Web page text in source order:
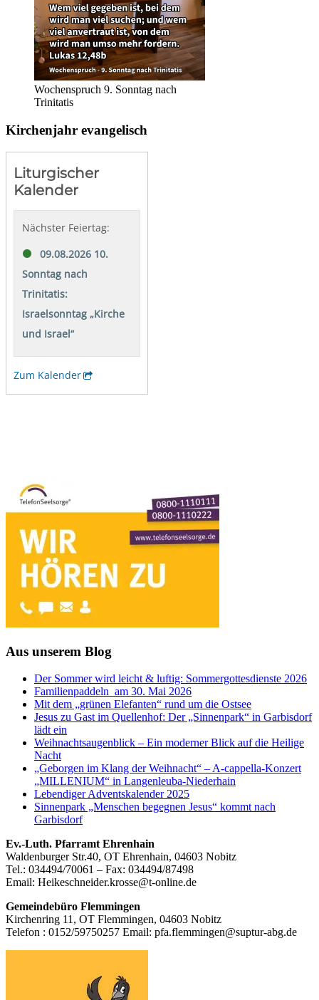
Wochenspruch 9. Sonntag nach
Trinitatis
Kirchenjahr evangelisch
Aus unserem Blog
Der Sommer wird leicht & luftig: Sommergottesdienste 2026
Familienpaddeln am 30. Mai 2026
Mit dem „grünen Elefanten“ rund um die Ostsee
Jesus zu Gast im Quellenhof: Der „Sinnenpark“ in Garbisdorf
lädt ein
Weihnachtsaugenblick – Ein moderner Blick auf die Heilige
Nacht
„Geborgen im Klang der Weihnacht“ – A-cappella-Konzert
„MILLENIUM“ in Langenleuba-Niederhain
Lebendiger Adventskalender 2025
Sinnenpark „Menschen begegnen Jesus“ kommt nach
Garbisdorf
Footer
Inhalt
Ev.-Luth. Pfarramt Ehrenhain
Waldenburger Str.40, OT Ehrenhain, 04603 Nobitz
Tel.: 034494/70061 – Fax: 034494/87498
Email: Heikeschneider.krosse@t-online.de
Gemeindebüro Flemmingen
Kirchenring 11, OT Flemmingen, 04603 Nobitz
Telefon : 0152/59750257 Email: pfa.flemmingen@suptur-abg.de